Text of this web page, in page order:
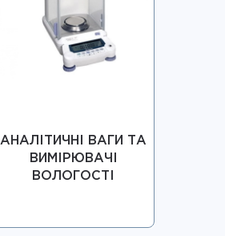
АНАЛІТИЧНІ ВАГИ ТА
ВИМІРЮВАЧІ
ВОЛОГОСТІ